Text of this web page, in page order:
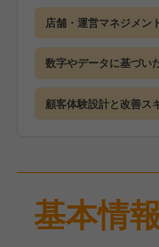
◎お任せする仕事
■基本的な店舗オペ
■売上管理・仕入れ
■パートナーの教育
など
る
を作る
が重要なポジション
店舗・運営マネジメン
数字やデータに基づい
顧客体験設計と改善ス
基本情報